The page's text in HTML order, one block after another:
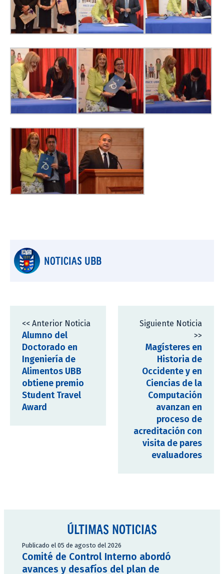
NOTICIAS UBB
<< Anterior Noticia
Alumno del
Doctorado en
Ingeniería de
Alimentos UBB
obtiene premio
Student Travel
Award
Siguiente Noticia
>>
Magísteres en
Historia de
Occidente y en
Ciencias de la
Computación
avanzan en
proceso de
acreditación con
visita de pares
evaluadores
ÚLTIMAS NOTICIAS
Publicado el 05 de agosto del 2026
Comité de Control Interno abordó
avances y desafíos del plan de